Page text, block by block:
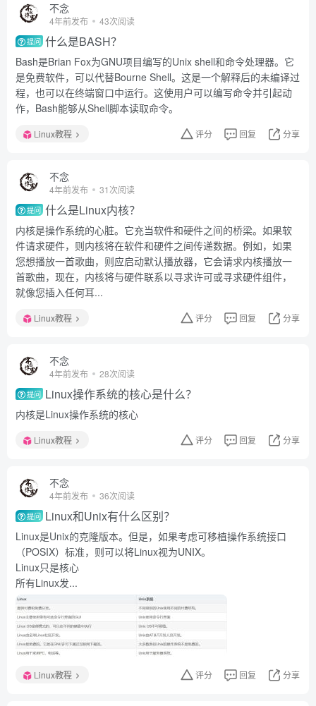
不念
4年前发布 43次阅读
提问 什么是BASH？
Bash是Brian Fox为GNU项目编写的Unix shell和命令处理器。它
是免费软件，可以代替Bourne Shell。这是一个解释后的未编译过
程，也可以在终端窗口中运行。这使用户可以编写命令并引起动
作，Bash能够从Shell脚本读取命令。
Linux教程 评分 回复 分享
不念
4年前发布 31次阅读
提问 什么是Linux内核？
内核是操作系统的心脏。它充当软件和硬件之间的桥梁。如果软
件请求硬件，则内核将在软件和硬件之间传递数据。例如，如果
您想播放一首歌曲，则应启动默认播放器，它会请求内核播放一
首歌曲，现在，内核将与硬件联系以寻求许可或寻求硬件组件，
就像您插入任何耳...
Linux教程 评分 回复 分享
不念
4年前发布 28次阅读
提问 Linux操作系统的核心是什么？
内核是Linux操作系统的核心
Linux教程 评分 回复 分享
不念
4年前发布 36次阅读
提问 Linux和Unix有什么区别？
Linux是Unix的克隆版本。但是，如果考虑可移植操作系统接口
（POSIX）标准，则可以将Linux视为UNIX。
Linux只是核心
所有Linux发...
Linux教程 评分 回复 分享